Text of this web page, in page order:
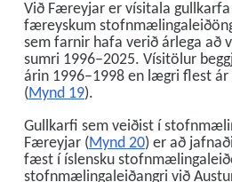
Við Færeyjar er vísitala
færeyskum
sem farnir hafa verið árlega að
sumri 1996–2025. Vísitölur
árin 1996–1998 en lægri flest
(Mynd 19).
Gullkarfi sem veiðist í
Færeyjar (Mynd 20) er að
fæst í íslensku
stofnmælingaleiðangri við